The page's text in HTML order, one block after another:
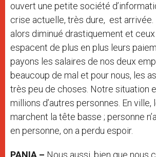
ouvert une petite société
crise actuelle, très dure, est
alors diminué drastiquement et
espacent de plus en plus leurs
payons les salaires de nos deux
beaucoup de mal et pour nous, les
très peu de choses. Notre situation
millions d’autres personnes. En ville,
marchent la tête basse ; personne
en personne, on a perdu espoir.
PANIA – Nous aussi, bien que nous